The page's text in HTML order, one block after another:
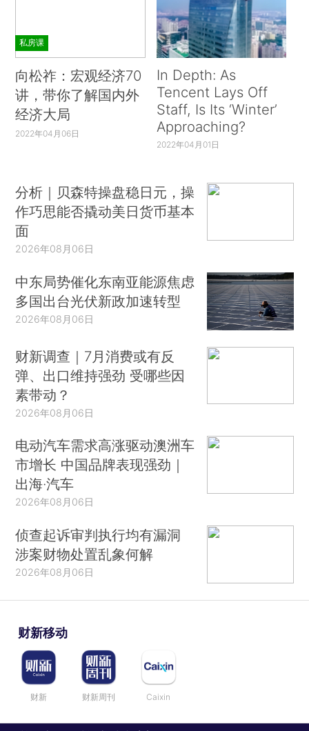
私房课
向松祚：宏观经济70
讲，带你了解国内外
经济大局
2022年04月06日
In Depth: As
Tencent Lays Off
Staff, Is Its ‘Winter’
Approaching?
2022年04月01日
分析｜贝森特操盘稳日元，操
作巧思能否撬动美日货币基本
面
2026年08月06日
中东局势催化东南亚能源焦虑
多国出台光伏新政加速转型
2026年08月06日
财新调查｜7月消费或有反
弹、出口维持强劲 受哪些因
素带动？
2026年08月06日
电动汽车需求高涨驱动澳洲车
市增长 中国品牌表现强劲｜
出海·汽车
2026年08月06日
侦查起诉审判执行均有漏洞
涉案财物处置乱象何解
2026年08月06日
财新移动
财新 财新周刊 Caixin